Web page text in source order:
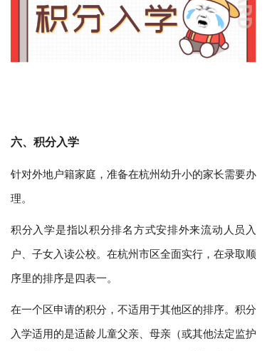
六、积分入学
针对外地户籍家庭，准备在杭州幼升小的家长需要办
理。
积分入学是指以积分排名方式安排外来流动人员入
户、子女入读公校。在杭州市区全面实行，在录取顺
序里的排序是四表一。
在一个区申请的积分，不适用于其他区的排序。积分
入学适用的是适龄儿童父亲、母亲（或其他法定监护